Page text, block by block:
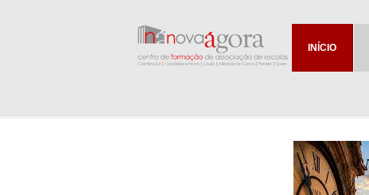
INÍCIO